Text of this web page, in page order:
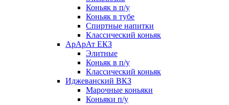
Коньяк в п/у
Коньяк в тубе
Спиртные напитки
Классический коньяк
АрАрАт ЕКЗ
Элитные
Коньяк в п/у
Классический коньяк
Иджеванский ВКЗ
Марочные коньяки
Коньяки п/у